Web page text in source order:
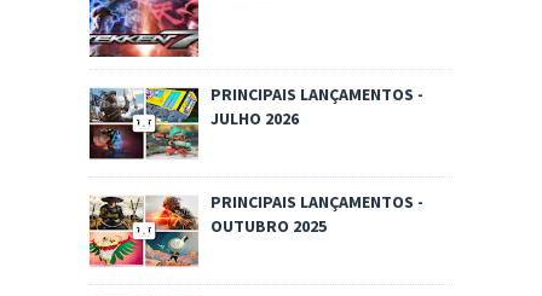
PRINCIPAIS LANÇAMENTOS -
JULHO 2026
PRINCIPAIS LANÇAMENTOS -
OUTUBRO 2025